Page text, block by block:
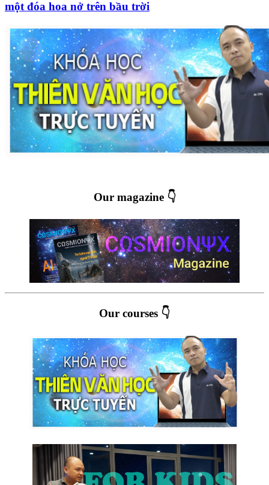
một đóa hoa nở trên bầu trời
Our magazine 👇
Our courses 👇